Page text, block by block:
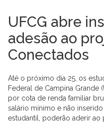
UFCG abre
adesão ao
Conectados
Até o próximo dia 25, os
Federal de Campina Grande
por cota de renda familiar
salário mínimo e não
estudantil, poderão aderir ao